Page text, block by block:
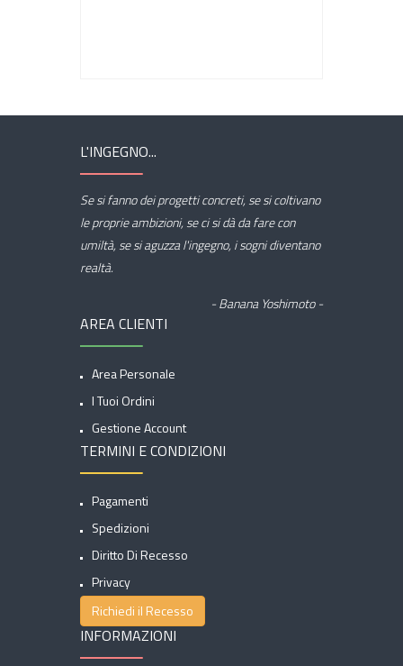
L'INGEGNO...
Se si fanno dei progetti concreti, se si coltivano
le proprie ambizioni, se ci si dà da fare con
umiltà, se si aguzza l'ingegno, i sogni diventano
realtà.
- Banana Yoshimoto -
AREA CLIENTI
Area Personale
I Tuoi Ordini
Gestione Account
TERMINI E CONDIZIONI
Pagamenti
Spedizioni
Diritto Di Recesso
Privacy
Richiedi il Recesso
INFORMAZIONI